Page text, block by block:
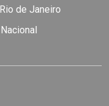
de Janeiro